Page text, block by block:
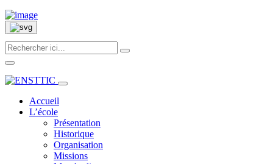
Accueil
L’école
Présentation
Historique
Organisation
Missions